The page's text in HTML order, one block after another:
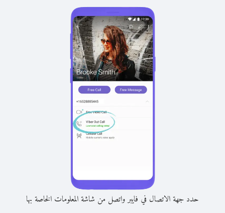
حدد جهة الاتصال في فايبر واتصل من شاشة المعلومات الخاصة بها